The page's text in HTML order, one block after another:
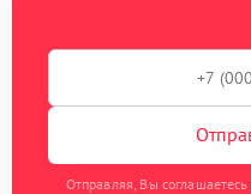
Отправляя, Вы